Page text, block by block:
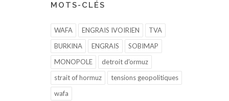
MOTS-CLÉS
WAFA ENGRAIS IVOIRIEN
TVA
BURKINA
ENGRAIS
SOBIMAP
MONOPOLE
detroit d'ormuz
strait of hormuz
tensions geopolitiques
wafa